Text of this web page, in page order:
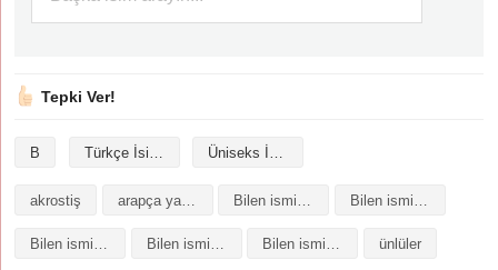
Tepki Ver!
B Türkçe İsimler Üniseks İsimler
akrostiş arapça yazılışı
Bilen isminin baş harfleriyle şiir Bilen isminin kökeni Bilen isminin numerolojisi ünlüler